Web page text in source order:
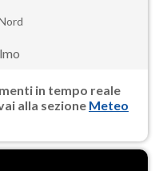
in tempo reale
alla sezione Meteo